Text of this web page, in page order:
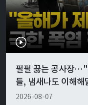
펄펄 끓는 공사장…"
들, 냄새나도 이해해
2026-08-07